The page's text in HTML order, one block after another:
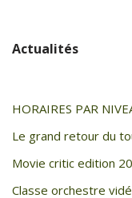
Actualités
HORAIRES PAR
Le grand retour du
Movie critic edition
Classe orchestre